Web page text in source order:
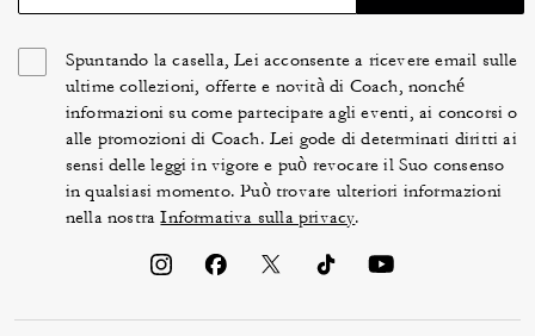
Spuntando la casella, Lei acconsente a ricevere email sulle
ultime collezioni, offerte e novità di Coach, nonché
informazioni su come partecipare agli eventi, ai concorsi o
alle promozioni di Coach. Lei gode di determinati diritti ai
sensi delle leggi in vigore e può revocare il Suo consenso
in qualsiasi momento. Può trovare ulteriori informazioni
nella nostraInformativa sulla privacy.